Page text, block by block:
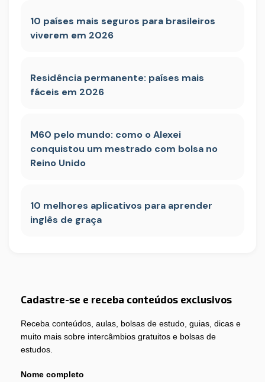
10 países mais seguros para brasileiros
viverem em 2026
Residência permanente: países mais
fáceis em 2026
M60 pelo mundo: como o Alexei
conquistou um mestrado com bolsa no
Reino Unido
10 melhores aplicativos para aprender
inglês de graça
Cadastre-se e receba conteúdos exclusivos
Receba conteúdos, aulas, bolsas de estudo, guias, dicas e
muito mais sobre intercâmbios gratuitos e bolsas de
estudos.
Nome completo